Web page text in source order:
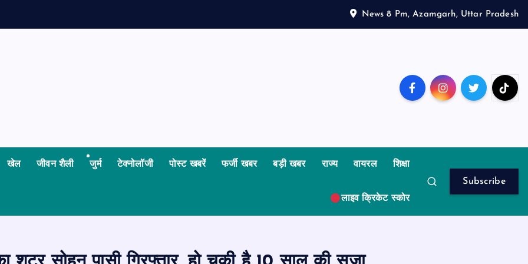
News 8 Pm, Azamgarh, Uttar Pradesh
खेल जीवन शैली जुर्म टेक्नोलॉजी पोस्ट खबरें फर्जी खबर बड़ी खबर राज्य वायरल शिक्षा
लाइव क्रिकेट स्कोर
Subscribe